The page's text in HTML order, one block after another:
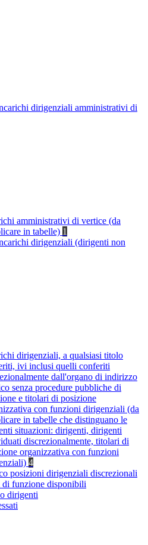
dirigenziali amministrativi di
amministrativi di vertice (da
in tabelle) 1
dirigenziali (dirigenti non
dirigenziali, a qualsiasi titolo
ivi inclusi quelli conferiti
dall'organo di indirizzo
senza procedure pubbliche di
e titolari di posizione
con funzioni dirigenziali (da
in tabelle che distinguano le
situazioni: dirigenti, dirigenti
discrezionalmente, titolari di
organizzativa con funzioni
4
posizioni dirigenziali discrezionali
di funzione disponibili
dirigenti